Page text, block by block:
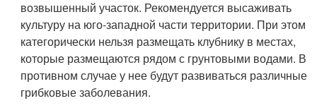
возвышенный участок. Рекомендуется высаживать
культуру на юго-западной части территории. При этом
категорически нельзя размещать клубнику в местах,
которые размещаются рядом с грунтовыми водами. В
противном случае у нее будут развиваться различные
грибковые заболевания.